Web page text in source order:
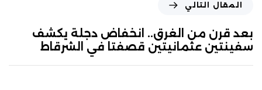
المقال التالي
بعد قرن من الغرق.. انخفاض دجلة يكشف
سفينتين عثمانيتين قصفتا في الشرقاط